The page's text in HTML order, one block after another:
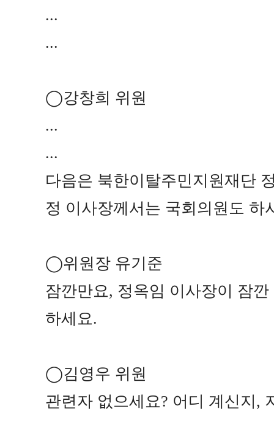
...
...
◯강창희 위원
...
...
다음은 북한이탈주민지원재단
정 이사장께서는 국회의원도 하
◯위원장 유기준
잠깐만요, 정옥임 이사장이 잠
하세요.
◯김영우 위원
관련자 없으세요? 어디 계신지 ,